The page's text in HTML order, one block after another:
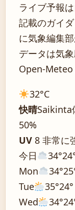
ライブ予報
記載のガイ
に気象編集
データは気
Open-Meteo
32°C
快晴Saikinta
50%
UV 8 非常に
今日
34°
Mon
34°
Tue
35°24°
Wed
34°